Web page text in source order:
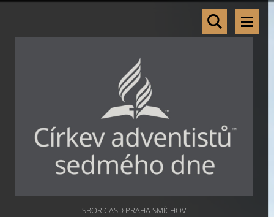
SBOR CASD PRAHA SMÍCHOV